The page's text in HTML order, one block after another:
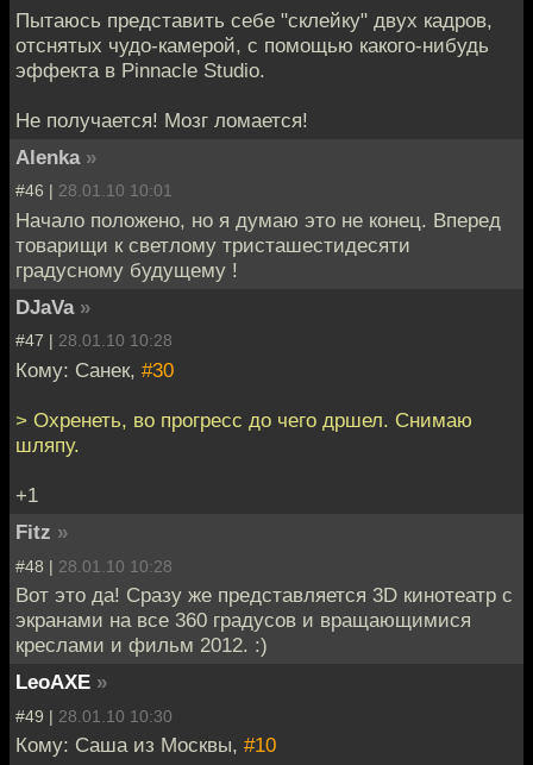
Пытаюсь представить себе "склейку" двух кадров,
отснятых чудо-камерой, с помощью какого-нибудь
эффекта в Pinnacle Studio.
Не получается! Мозг ломается!
Alenka »
#46 | 28.01.10 10:01
Начало положено, но я думаю это не конец. Вперед
товарищи к светлому тристашестидесяти
градусному будущему !
DJaVa »
#47 | 28.01.10 10:28
Кому: Санек, #30
> Охренеть, во прогресс до чего дршел. Снимаю
шляпу.
+1
Fitz »
#48 | 28.01.10 10:28
Вот это да! Сразу же представляется 3D кинотеатр с
экранами на все 360 градусов и вращающимися
креслами и фильм 2012. :)
LeoAXE »
#49 | 28.01.10 10:30
Кому: Саша из Москвы, #10